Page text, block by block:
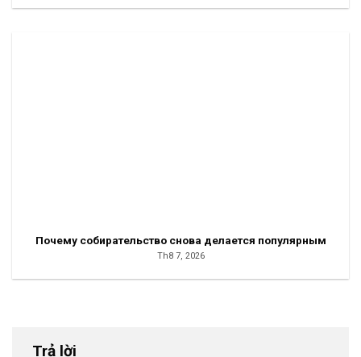
Почему собирательство снова делается популярным
Th8 7, 2026
Trả lời